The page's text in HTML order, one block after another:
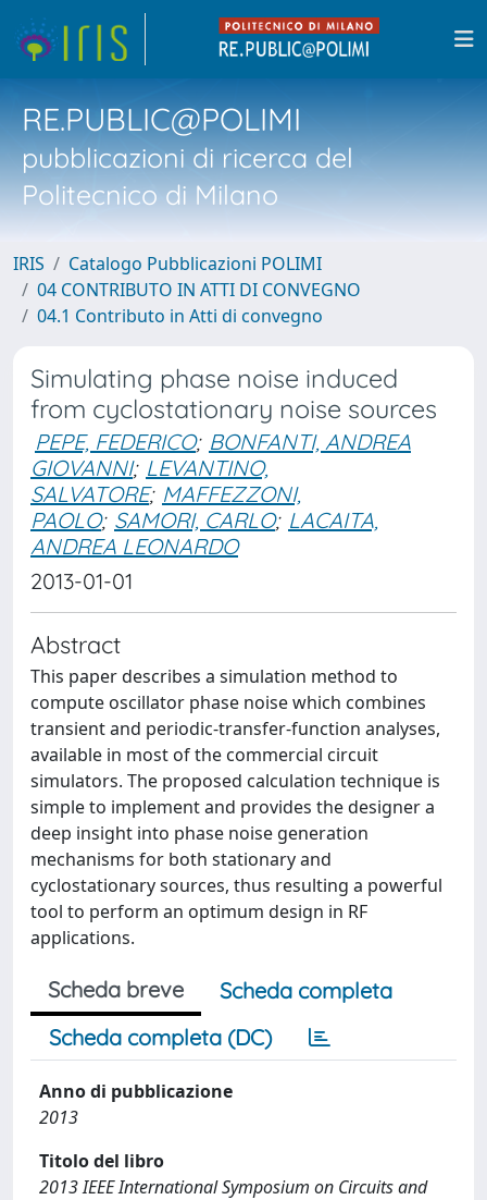
RE.PUBLIC@POLIMI
pubblicazioni di ricerca del
Politecnico di Milano
IRIS
Catalogo Pubblicazioni POLIMI
04 CONTRIBUTO IN ATTI DI CONVEGNO
04.1 Contributo in Atti di convegno
Simulating phase noise induced
from cyclostationary noise sources
PEPE, FEDERICO; BONFANTI, ANDREA
GIOVANNI; LEVANTINO,
SALVATORE; MAFFEZZONI,
PAOLO; SAMORI, CARLO; LACAITA,
ANDREA LEONARDO
2013-01-01
Abstract
This paper describes a simulation method to
compute oscillator phase noise which combines
transient and periodic-transfer-function analyses,
available in most of the commercial circuit
simulators. The proposed calculation technique is
simple to implement and provides the designer a
deep insight into phase noise generation
mechanisms for both stationary and
cyclostationary sources, thus resulting a powerful
tool to perform an optimum design in RF
applications.
Scheda breve
Scheda completa
Scheda completa (DC)
Anno di pubblicazione
2013
Titolo del libro
2013 IEEE International Symposium on Circuits and